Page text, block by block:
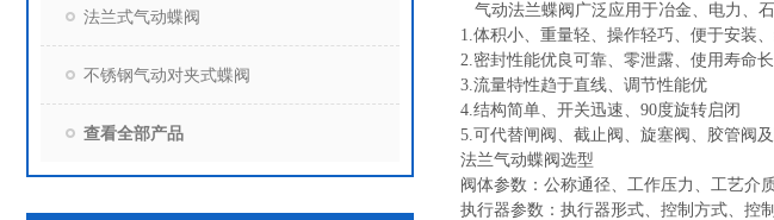
法兰式气动蝶阀
不锈钢气动对夹式蝶阀
查看全部产品
气动法兰蝶阀广泛应用于冶金、电力、
1.体积小、重量轻、操作轻巧、便于安装
2.密封性能优良可靠、零泄露、使用寿命长
3.流量特性趋于直线、调节性能优
4.结构简单、开关迅速、90度旋转启闭
5.可代替闸阀、截止阀、旋塞阀、胶管阀
法兰气动蝶阀选型
阀体参数：公称通径、工作压力、工艺介
执行器参数：执行器形式、控制方式、控